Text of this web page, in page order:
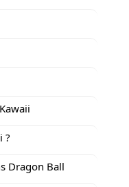
?
Dragon Ball